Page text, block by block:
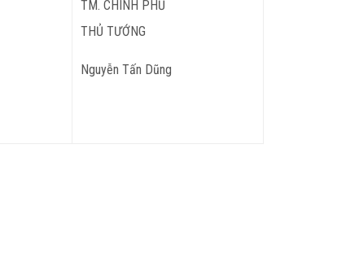
TM. CHÍNH PHỦ
THỦ TƯỚNG
Nguyễn Tấn Dũng